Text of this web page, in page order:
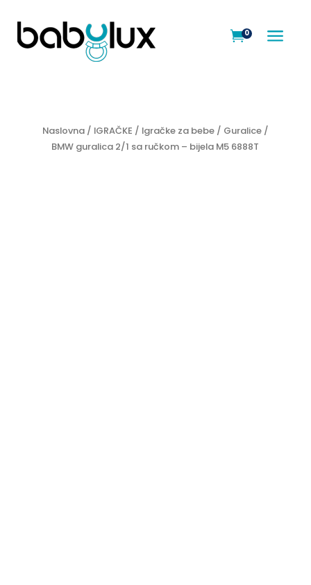
a
0
Naslovna/ IGRAČKE / Igračke za bebe/ Guralice/
BMW guralica 2/1 sa ručkom – bijela M5 6888T